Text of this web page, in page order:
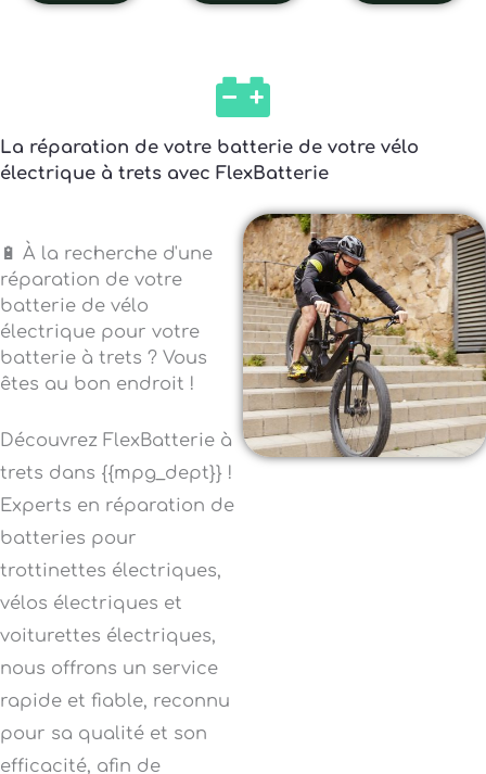
La réparation de votre batterie de votre vélo
électrique à trets avec FlexBatterie
🔋 À la recherche d'une
réparation de votre
batterie de vélo
électrique pour votre
batterie à trets ? Vous
êtes au bon endroit !
Découvrez FlexBatterie à
trets dans {{mpg_dept}} !
Experts en réparation de
batteries pour
trottinettes électriques,
vélos électriques et
voiturettes électriques,
nous offrons un service
rapide et fiable, reconnu
pour sa qualité et son
efficacité, afin de